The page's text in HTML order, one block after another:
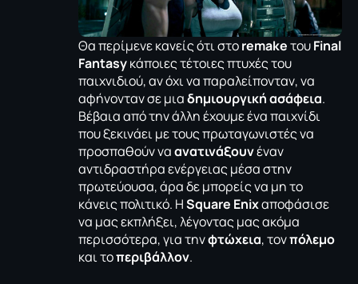
Θα περίμενε κανείς ότι στοremakeτουFinal
Fantasyκάποιες τέτοιες πτυχές του
παιχνιδιού, αν όχι να παραλείπονταν, να
αφήνονταν σε μιαδημιουργική ασάφεια.
Βέβαια από την άλλη έχουμε ένα παιχνίδι
που ξεκινάει με τους πρωταγωνιστές να
προσπαθούν ναανατινάξουνέναν
αντιδραστήρα ενέργειας μέσα στην
πρωτεύουσα, άρα δε μπορείς να μη το
κάνεις πολιτικό. HSquare Enixαποφάσισε
να μας εκπλήξει, λέγοντας μας ακόμα
περισσότερα, για τηνφτώχεια, τονπόλεμο
και τοπεριβάλλον.